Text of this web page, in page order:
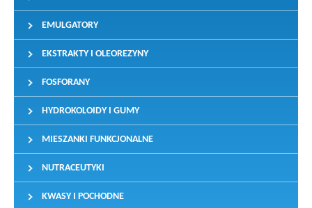
EMULGATORY
EKSTRAKTY I OLEOREZYNY
FOSFORANY
HYDROKOLOIDY I GUMY
MIESZANKI FUNKCJONALNE
NUTRACEUTYKI
KWASY I POCHODNE